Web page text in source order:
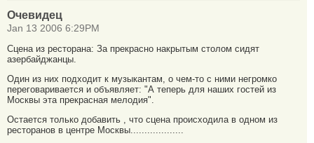
Очевидец
Jan 13 2006 6:29PM
Сцена из ресторана: За прекрасно накрытым столом сидят
азербайджанцы.
Один из них подходит к музыкантам, о чем-то с ними негромко
переговаривается и объявляет: "А теперь для наших гостей из
Москвы эта прекрасная мелодия".
Остается только добавить , что сцена происходила в одном из
ресторанов в центре Москвы...................